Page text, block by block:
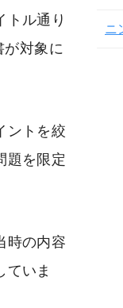
トル通り
が対象に
ントを絞
題を限定
時の内容
ていま
ニ